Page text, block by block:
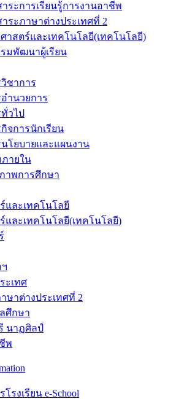
ระการเรียนรู้การงานอาชีพ
ระภาษาต่างประเทศที่ 2
าสตร์และเทคโนโลยี(เทคโนโลยี)
มพัฒนาผู้เรียน
ชาการ
ำนวยการ
วไป
จการนักเรียน
โยบายและแผนงาน
ายใน
พการศึกษา
และเทคโนโลยี
และเทคโนโลยี(เทคโนโลยี)
ะเทศ
ษาต่างประเทศที่ 2
ศึกษา
นาฏศิลป์
พ
รงเรียน e-School